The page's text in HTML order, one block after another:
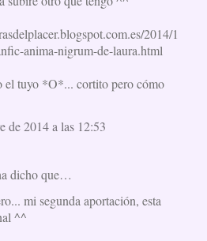
2014/1
anima-nigrum-de-laura.html
el tuyo *O*... cortito pero cómo
de 2014 a las 12:53
dicho que…
mi segunda aportación, esta
^^